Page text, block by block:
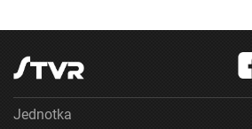
Jednotka